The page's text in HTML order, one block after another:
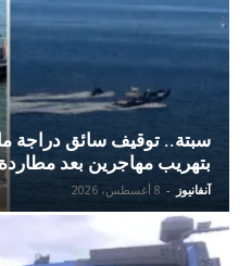
سبتة.. توقيف سائق دراجة
بتهريب مهاجرين بعد
آنفانيوز - 8 أغسطس، 2026